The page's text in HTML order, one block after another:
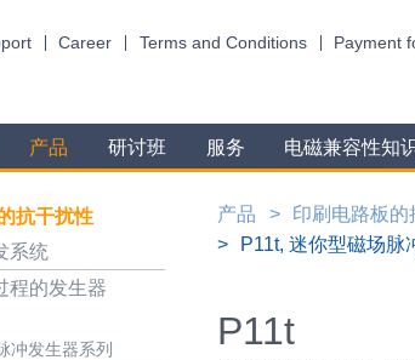
Career Terms and Conditions Payment
产品 研讨班 服务 电磁兼容性知
抗干扰性
系统
程的发生器
冲发生器系列
产品 印刷电路板的
P11t, 迷你型磁场脉
P11t